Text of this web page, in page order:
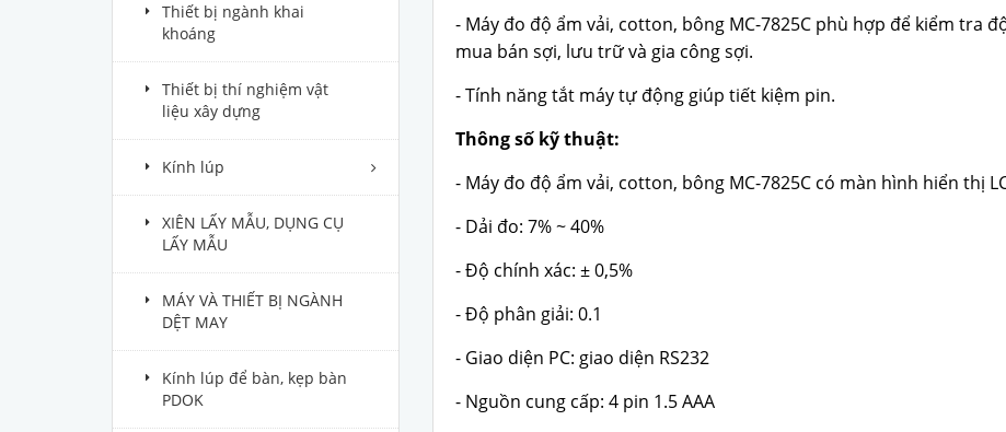
Thiết bị ngành khai
khoáng
Thiết bị thí nghiệm vật
liệu xây dựng
Kính lúp
XIÊN LẤY MẪU, DỤNG CỤ
LẤY MẪU
MÁY VÀ THIẾT BỊ NGÀNH
DỆT MAY
Kính lúp để bàn, kẹp bàn
PDOK
- Máy đo độ ẩm vải, cotton, bông MC-7825C phù hợp để kiểm tra
mua bán sợi, lưu trữ và gia công sợi.
- Tính năng tắt máy tự động giúp tiết kiệm pin.
Thông số kỹ thuật:
- Máy đo độ ẩm vải, cotton, bông MC-7825C có màn hình hiển thị
- Dải đo: 7% ~ 40%
- Độ chính xác: ± 0,5%
- Độ phân giải: 0.1
- Giao diện PC: giao diện RS232
- Nguồn cung cấp: 4 pin 1.5 AAA